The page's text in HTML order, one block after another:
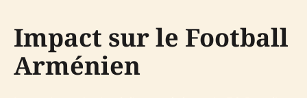
Impact sur le Football
Arménien